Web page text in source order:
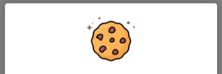
Titel
Fysioterapeut
25 år
IFK Norrköping, IF Sylvia